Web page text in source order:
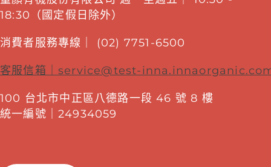
18:30（國定假日除外）
消費者服務專線｜ (02) 7751-6500
客服信箱｜ service@test-
100 台北市中正區八德路一段 46 號 8 樓
統一編號｜24934059